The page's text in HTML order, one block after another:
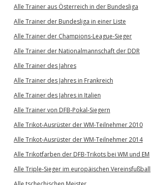
Alle Trainer aus Österreich in der Bundesliga
Alle Trainer der Bundesliga in einer Liste
Alle Trainer der Champions-League-Sieger
Alle Trainer der Nationalmannschaft der DDR
Alle Trainer des Jahres
Alle Trainer des Jahres in Frankreich
Alle Trainer des Jahres in Italien
Alle Trainer von DFB-Pokal-Siegern
Alle Trikot-Ausrüster der WM-Teilnehmer 2010
Alle Trikot-Ausrüster der WM-Teilnehmer 2014
Alle Trikotfarben der DFB-Trikots bei WM und EM
Alle Triple-Sieger im europäischen Vereinsfußball